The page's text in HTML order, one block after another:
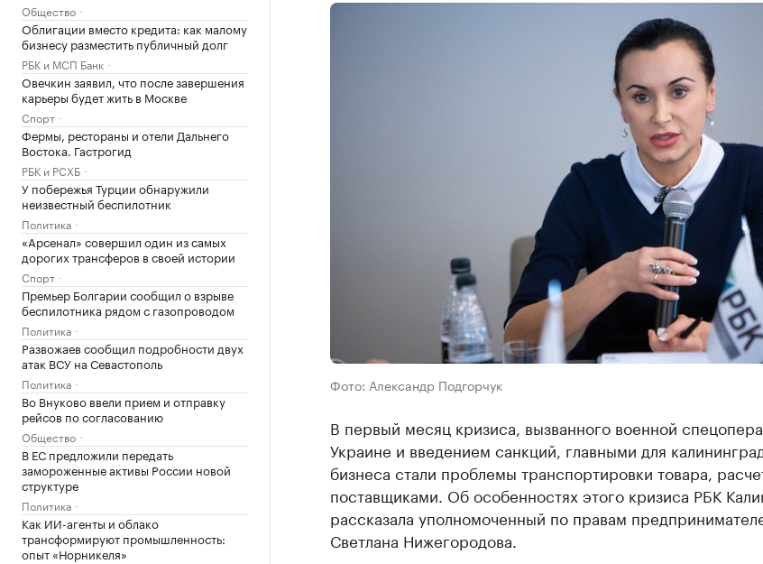
Общество
Облигации вместо кредита: как малому
бизнесу разместить публичный долг
РБК и МСП Банк
Овечкин заявил, что после завершения
карьеры будет жить в Москве
Спорт
Фермы, рестораны и отели Дальнего
Востока. Гастрогид
РБК и РСХБ
У побережья Турции обнаружили
неизвестный беспилотник
Политика
«Арсенал» совершил один из самых
дорогих трансферов в своей истории
Спорт
Премьер Болгарии сообщил о взрыве
беспилотника рядом с газопроводом
Политика
Развожаев сообщил подробности двух
атак ВСУ на Севастополь
Политика
Во Внуково ввели прием и отправку
рейсов по согласованию
Общество
В ЕС предложили передать
замороженные активы России новой
структуре
Политика
Как ИИ-агенты и облако
трансформируют промышленность:
опыт «Норникеля»
Фото: Александр Подгорчук
В первый месяц кризиса, вызванного военной
Украине и введением санкций, главными для
бизнеса стали проблемы транспортировки товара,
поставщиками. Об особенностях этого кризиса РБК
рассказала уполномоченный по правам
Светлана Нижегородова.